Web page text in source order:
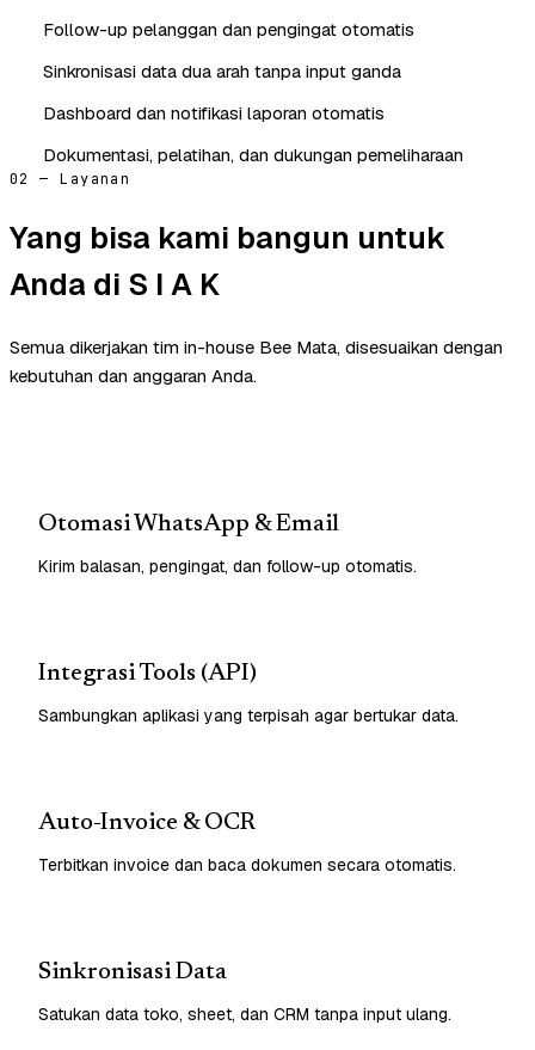
Follow-up pelanggan dan pengingat otomatis
Sinkronisasi data dua arah tanpa input ganda
Dashboard dan notifikasi laporan otomatis
Dokumentasi, pelatihan, dan dukungan pemeliharaan
02 — Layanan
Yang bisa kami bangun untuk
Anda di S I A K
Semua dikerjakan tim in-house Bee Mata, disesuaikan dengan
kebutuhan dan anggaran Anda.
Otomasi WhatsApp & Email
Kirim balasan, pengingat, dan follow-up otomatis.
Integrasi Tools (API)
Sambungkan aplikasi yang terpisah agar bertukar data.
Auto-Invoice & OCR
Terbitkan invoice dan baca dokumen secara otomatis.
Sinkronisasi Data
Satukan data toko, sheet, dan CRM tanpa input ulang.